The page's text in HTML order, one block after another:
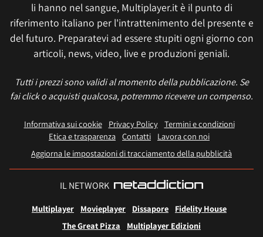
li hanno nel sangue, Multiplayer.it è il punto di
riferimento italiano per l'intrattenimento del presente e
del futuro. Preparatevi ad essere stupiti ogni giorno con
articoli, news, video, live e produzioni geniali.
Tutti i prezzi sono validi al momento della pubblicazione. Se
fai click o acquisti qualcosa, potremmo ricevere un compenso.
Informativa sui cookie Privacy Policy
Termini e condizioni
Etica e trasparenza Contatti
Lavora con noi
Aggiorna le impostazioni di tracciamento della pubblicità
IL NETWORK
Multiplayer Movieplayer Dissapore
Fidelity House
The Great Pizza
Multiplayer Edizioni